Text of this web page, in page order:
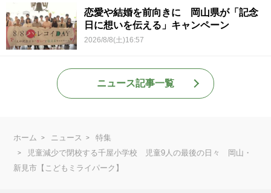
恋愛や結婚を前向きに 岡山県が「記念
日に想いを伝える」キャンペーン
2026/8/8(土)16:57
ニュース記事一覧
ホーム ニュース
特集
児童減少で閉校する千屋小学校 児童9人の最後の日々 岡山・
新見市【こどもミライパーク】